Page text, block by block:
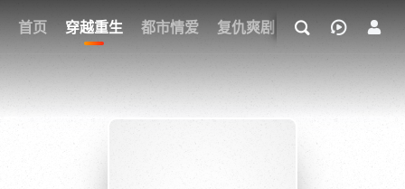
首页 穿越重生 都市情爱 复仇爽剧 玄幻武侠 奇幻
我的观影记录